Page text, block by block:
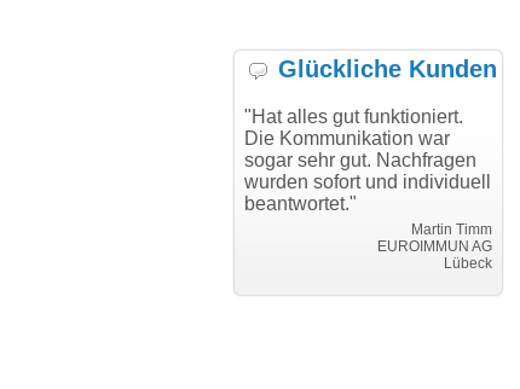
Glückliche Kunden
"Hat alles gut funktioniert.
Die Kommunikation war
sogar sehr gut. Nachfragen
wurden sofort und individuell
beantwortet."
Martin Timm
EUROIMMUN AG
Lübeck